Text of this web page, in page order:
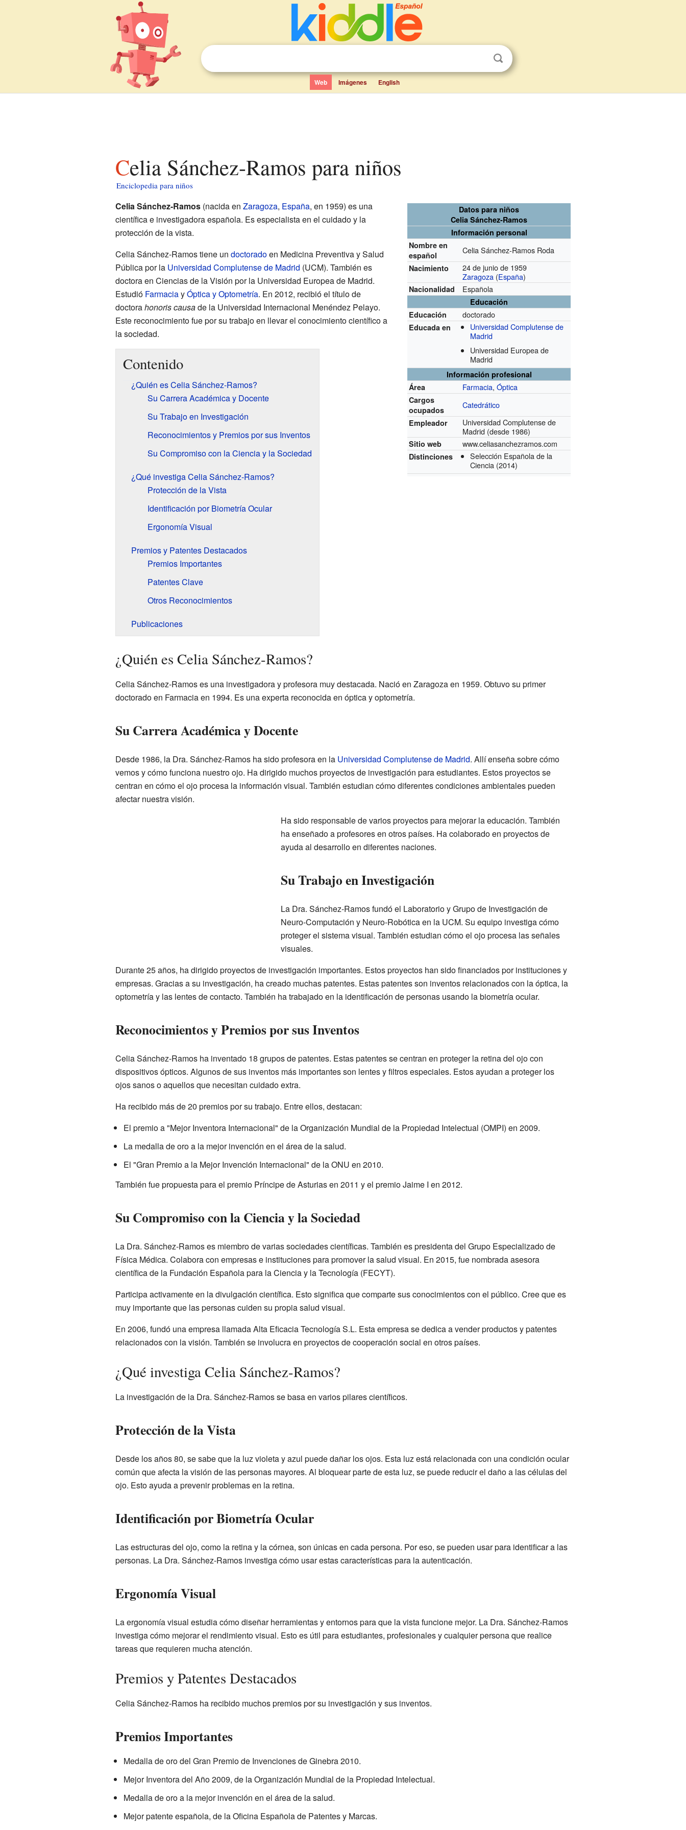
Web Imágenes English
Celia Sánchez-Ramos para niños
Enciclopedia para niños
Datos para niños
Celia Sánchez-Ramos
Información personal
Nombre en
español
Celia Sánchez-Ramos Roda
Nacimiento
24 de junio de 1959
Zaragoza (España)
Nacionalidad Española
Educación
Educación
doctorado
Educada en
Universidad Complutense de
Madrid
Universidad Europea de
Madrid
Información profesional
Área
Farmacia,Óptica
Cargos
ocupados
Catedrático
Empleador
Universidad Complutense de
Madrid (desde 1986)
Sitio web www.celiasanchezramos.com
Distinciones
Selección Española de la
Ciencia (2014)
Celia Sánchez-Ramos(nacida en Zaragoza, España, en 1959) es una
científica e investigadora española. Es especialista en el cuidado y la
protección de la vista.
Celia Sánchez-Ramos tiene un doctoradoen Medicina Preventiva y Salud
Pública por la Universidad Complutense de Madrid (UCM). También es
doctora en Ciencias de la Visión por la Universidad Europea de Madrid.
Estudió FarmaciayÓptica y Optometría. En 2012, recibió el título de
doctorahonoris causade la Universidad Internacional Menéndez Pelayo.
Este reconocimiento fue por su trabajo en llevar el conocimiento científico a
la sociedad.
Contenido
¿Quién es Celia Sánchez-Ramos?
Su Carrera Académica y Docente
Su Trabajo en Investigación
Reconocimientos y Premios por sus Inventos
Su Compromiso con la Ciencia y la Sociedad
¿Qué investiga Celia Sánchez-Ramos?
Protección de la Vista
Identificación por Biometría Ocular
Ergonomía Visual
Premios y Patentes Destacados
Premios Importantes
Patentes Clave
Otros Reconocimientos
Publicaciones
¿Quién es Celia Sánchez-Ramos?
Celia Sánchez-Ramos es una investigadora y profesora muy destacada. Nació en Zaragoza en 1959. Obtuvo su primer
doctorado en Farmacia en 1994. Es una experta reconocida en óptica y optometría.
Su Carrera Académica y Docente
Desde 1986, la Dra. Sánchez-Ramos ha sido profesora en la Universidad Complutense de Madrid. Allí enseña sobre cómo
vemos y cómo funciona nuestro ojo. Ha dirigido muchos proyectos de investigación para estudiantes. Estos proyectos se
centran en cómo el ojo procesa la información visual. También estudian cómo diferentes condiciones ambientales pueden
afectar nuestra visión.
Ha sido responsable de varios proyectos para mejorar la educación. También
ha enseñado a profesores en otros países. Ha colaborado en proyectos de
ayuda al desarrollo en diferentes naciones.
Su Trabajo en Investigación
La Dra. Sánchez-Ramos fundó el Laboratorio y Grupo de Investigación de
Neuro-Computación y Neuro-Robótica en la UCM. Su equipo investiga cómo
proteger el sistema visual. También estudian cómo el ojo procesa las señales
visuales.
Durante 25 años, ha dirigido proyectos de investigación importantes. Estos proyectos han sido financiados por instituciones y
empresas. Gracias a su investigación, ha creado muchas patentes. Estas patentes son inventos relacionados con la óptica, la
optometría y las lentes de contacto. También ha trabajado en la identificación de personas usando la biometría ocular.
Reconocimientos y Premios por sus Inventos
Celia Sánchez-Ramos ha inventado 18 grupos de patentes. Estas patentes se centran en proteger la retina del ojo con
dispositivos ópticos. Algunos de sus inventos más importantes son lentes y filtros especiales. Estos ayudan a proteger los
ojos sanos o aquellos que necesitan cuidado extra.
Ha recibido más de 20 premios por su trabajo. Entre ellos, destacan:
El premio a "Mejor Inventora Internacional" de la Organización Mundial de la Propiedad Intelectual (OMPI) en 2009.
La medalla de oro a la mejor invención en el área de la salud.
El "Gran Premio a la Mejor Invención Internacional" de la ONU en 2010.
También fue propuesta para el premio Príncipe de Asturias en 2011 y el premio Jaime I en 2012.
Su Compromiso con la Ciencia y la Sociedad
La Dra. Sánchez-Ramos es miembro de varias sociedades científicas. También es presidenta del Grupo Especializado de
Física Médica. Colabora con empresas e instituciones para promover la salud visual. En 2015, fue nombrada asesora
científica de la Fundación Española para la Ciencia y la Tecnología (FECYT).
Participa activamente en la divulgación científica. Esto significa que comparte sus conocimientos con el público. Cree que es
muy importante que las personas cuiden su propia salud visual.
En 2006, fundó una empresa llamada Alta Eficacia Tecnología S.L. Esta empresa se dedica a vender productos y patentes
relacionados con la visión. También se involucra en proyectos de cooperación social en otros países.
¿Qué investiga Celia Sánchez-Ramos?
La investigación de la Dra. Sánchez-Ramos se basa en varios pilares científicos.
Protección de la Vista
Desde los años 80, se sabe que la luz violeta y azul puede dañar los ojos. Esta luz está relacionada con una condición ocular
común que afecta la visión de las personas mayores. Al bloquear parte de esta luz, se puede reducir el daño a las células del
ojo. Esto ayuda a prevenir problemas en la retina.
Identificación por Biometría Ocular
Las estructuras del ojo, como la retina y la córnea, son únicas en cada persona. Por eso, se pueden usar para identificar a las
personas. La Dra. Sánchez-Ramos investiga cómo usar estas características para la autenticación.
Ergonomía Visual
La ergonomía visual estudia cómo diseñar herramientas y entornos para que la vista funcione mejor. La Dra. Sánchez-Ramos
investiga cómo mejorar el rendimiento visual. Esto es útil para estudiantes, profesionales y cualquier persona que realice
tareas que requieren mucha atención.
Premios y Patentes Destacados
Celia Sánchez-Ramos ha recibido muchos premios por su investigación y sus inventos.
Premios Importantes
Medalla de oro del Gran Premio de Invenciones de Ginebra 2010.
Mejor Inventora del Año 2009, de la Organización Mundial de la Propiedad Intelectual.
Medalla de oro a la mejor invención en el área de la salud.
Mejor patente española, de la Oficina Española de Patentes y Marcas.